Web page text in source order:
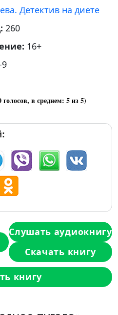
Детектив на диете
260
16+
9
голосов, в среднем: 5из 5)
Слушать аудиокнигу
Скачать книгу
книгу